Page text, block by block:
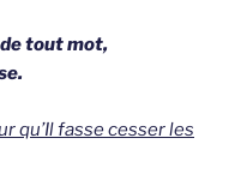
tout mot,
qu’Il fasse cesser les